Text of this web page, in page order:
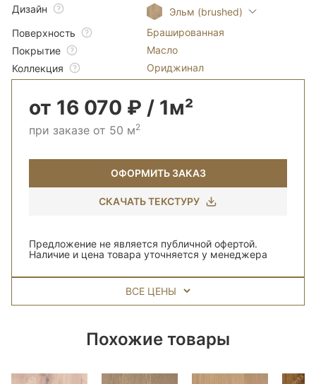
Дизайн
Эльм (brushed)
Поверхность
Брашированная
Покрытие
Масло
Коллекция
Ориджинал
от 16 070 ₽ / 1м²
при заказе от 50 м2
ОФОРМИТЬ ЗАКАЗ
СКАЧАТЬ ТЕКСТУРУ
Предложение не является публичной офертой.
Наличие и цена товара уточняется у менеджера
ВСЕ ЦЕНЫ
Похожие товары